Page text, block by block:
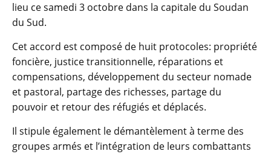
lieu ce samedi 3 octobre dans la capitale du Soudan
du Sud.
Cet accord est composé de huit protocoles: propriété
foncière, justice transitionnelle, réparations et
compensations, développement du secteur nomade
et pastoral, partage des richesses, partage du
pouvoir et retour des réfugiés et déplacés.
Il stipule également le démantèlement à terme des
groupes armés et l’intégration de leurs combattants